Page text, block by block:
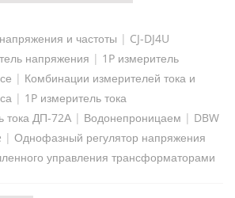
и частоты | CJ-DJ4U
напряжения | 1P измеритель
| Комбинации измерителей тока и
| 1P измеритель тока
тока ДП-72А | Водонепроницаем | DBW
| Однофазный регулятор напряжения
управления трансформаторами